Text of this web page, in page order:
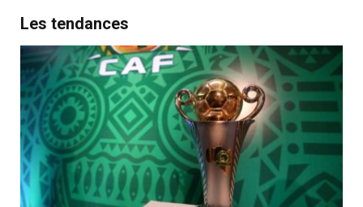
Les tendances